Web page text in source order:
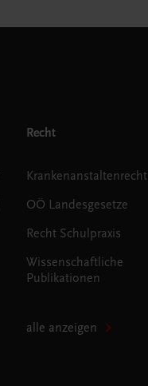
Recht
Krankenanstaltenrecht
OÖ Landesgesetze
Recht Schulpraxis
Wissenschaftliche
Publikationen
alle anzeigen